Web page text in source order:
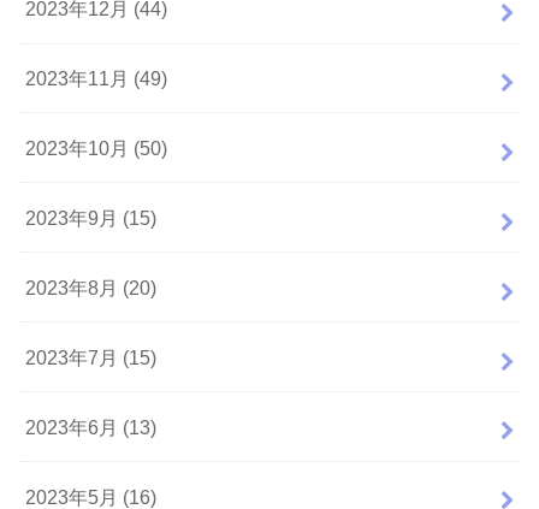
2023年12月 (44)
2023年11月 (49)
2023年10月 (50)
2023年9月 (15)
2023年8月 (20)
2023年7月 (15)
2023年6月 (13)
2023年5月 (16)